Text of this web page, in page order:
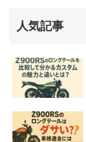
人気記事